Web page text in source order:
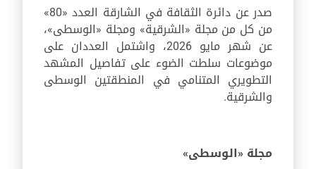
صدر عن دائرة الثقافة في الشارقة العدد «80»
من كل من مجلة «الشرقية» ومجلة «الوسطى»،
عن شهر مايو 2026، واشتمل العددان على
موضوعات سلطت الضوء على تفاصيل المشهد
التطويري المتنامي في المنطقتين الوسطى
والشرقية.
مجلة «الوسطى»